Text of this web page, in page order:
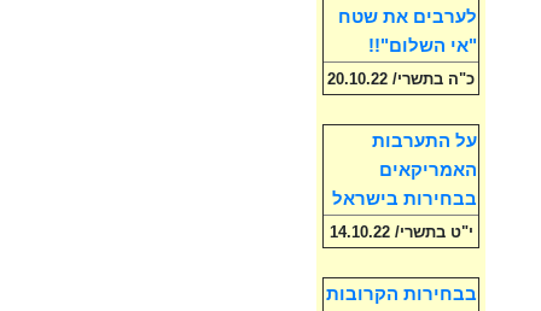
לערבים את שטח
"אי השלום"!!
כ"ה בתשרי/ 20.10.22
על התערבות
האמריקאים
בבחירות בישראל
י"ט בתשרי/ 14.10.22
בבחירות הקרובות